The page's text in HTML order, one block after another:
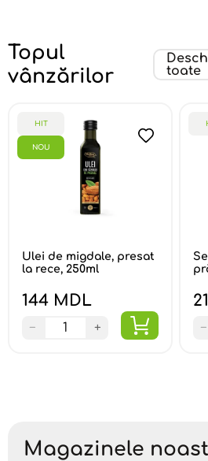
Topul
vânzărilor
toate
HIT
NOU
Ulei de migdale, presat
la rece, 250ml
144 MDL
− + −
Magazinele